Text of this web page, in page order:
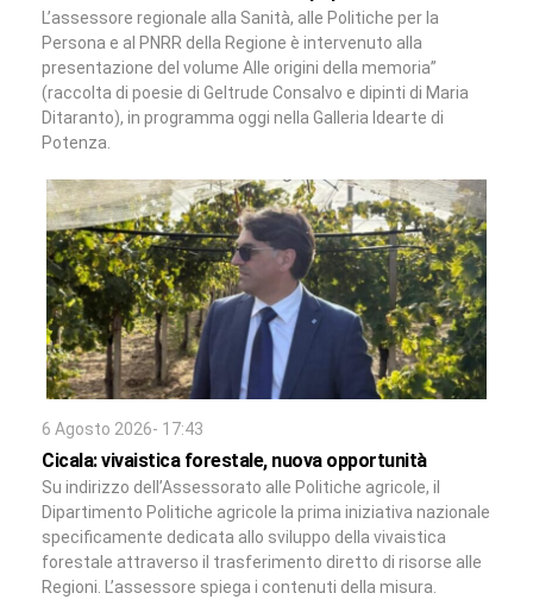
L’assessore regionale alla Sanità, alle Politiche per la
Persona e al PNRR della Regione è intervenuto alla
presentazione del volume Alle origini della memoria”
(raccolta di poesie di Geltrude Consalvo e dipinti di Maria
Ditaranto), in programma oggi nella Galleria Idearte di
Potenza.
6 Agosto 2026- 17:43
Cicala: vivaistica forestale, nuova opportunità
Su indirizzo dell’Assessorato alle Politiche agricole, il
Dipartimento Politiche agricole la prima iniziativa nazionale
specificamente dedicata allo sviluppo della vivaistica
forestale attraverso il trasferimento diretto di risorse alle
Regioni. L’assessore spiega i contenuti della misura.